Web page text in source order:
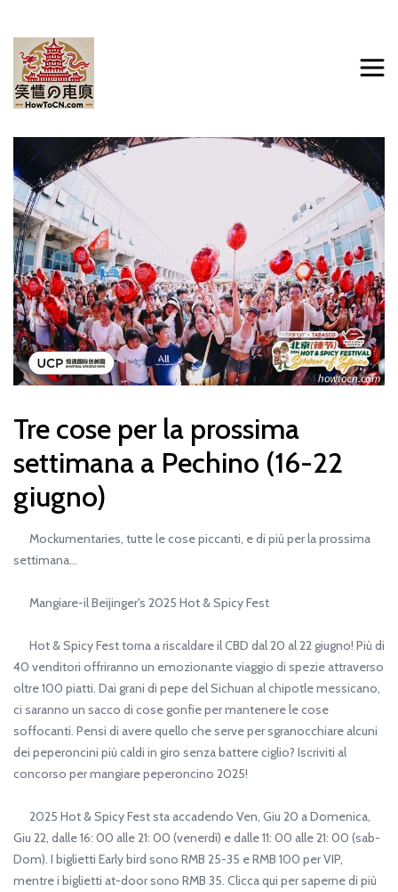
Tre cose per la prossima
settimana a Pechino (16-22
giugno)
Mockumentaries, tutte le cose piccanti, e di più per la prossima
settimana...
Mangiare-il Beijinger's 2025 Hot & Spicy Fest
Hot & Spicy Fest torna a riscaldare il CBD dal 20 al 22 giugno! Più di
40 venditori offriranno un emozionante viaggio di spezie attraverso
oltre 100 piatti. Dai grani di pepe del Sichuan al chipotle messicano,
ci saranno un sacco di cose gonfie per mantenere le cose
soffocanti. Pensi di avere quello che serve per sgranocchiare alcuni
dei peperoncini più caldi in giro senza battere ciglio? Iscriviti al
concorso per mangiare peperoncino 2025!
2025 Hot & Spicy Fest sta accadendo Ven, Giu 20 a Domenica,
Giu 22, dalle 16: 00 alle 21: 00 (venerdì) e dalle 11: 00 alle 21: 00 (sab-
Dom). I biglietti Early bird sono RMB 25-35 e RMB 100 per VIP,
mentre i biglietti at-door sono RMB 35. Clicca qui per saperne di più